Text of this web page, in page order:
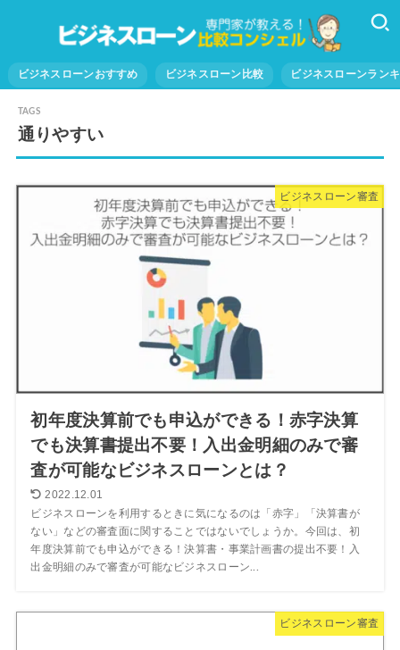
ビジネスローンおすすめ ビジネスローン比較 ビジネスローンラン
通りやすい
ビジネスローン審査
初年度決算前でも申込ができる！赤字決算
でも決算書提出不要！入出金明細のみで審
査が可能なビジネスローンとは？
2022.12.01
ビジネスローンを利用するときに気になるのは「赤字」「決算書が
ない」などの審査面に関することではないでしょうか。今回は、初
年度決算前でも申込ができる！決算書・事業計画書の提出不要！入
出金明細のみで審査が可能なビジネスローン...
ビジネスローン審査